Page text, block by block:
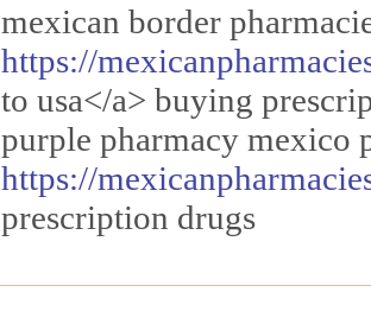
mexican border
https://
to usa</a> buying
purple pharmacy mexico
https://
prescription drugs